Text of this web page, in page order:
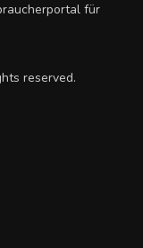
für
reserved.